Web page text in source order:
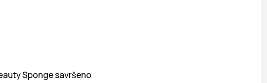
Sponge savršeno